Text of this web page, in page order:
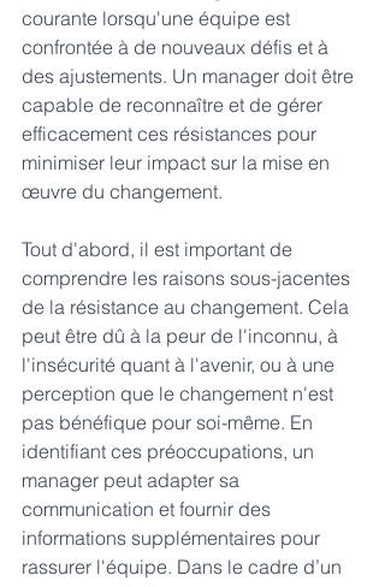
courante lorsqu'une équipe est
confrontée à de nouveaux défis et à
des ajustements. Un manager doit être
capable de reconnaître et de gérer
efficacement ces résistances pour
minimiser leur impact sur la mise en
œuvre du changement.
Tout d'abord, il est important de
comprendre les raisons sous-jacentes
de la résistance au changement. Cela
peut être dû à la peur de l'inconnu, à
l'insécurité quant à l'avenir, ou à une
perception que le changement n'est
pas bénéfique pour soi-même. En
identifiant ces préoccupations, un
manager peut adapter sa
communication et fournir des
informations supplémentaires pour
rassurer l'équipe. Dans le cadre d’un